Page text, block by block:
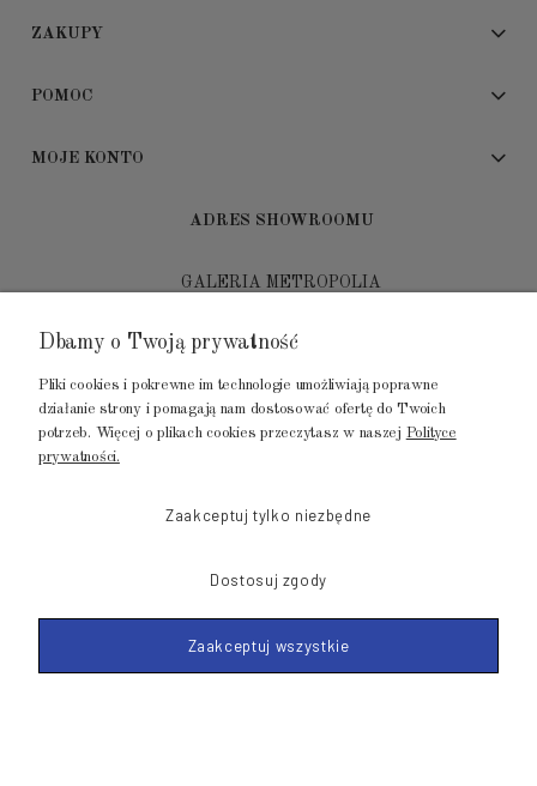
ZAKUPY
POMOC
MOJE KONTO
ADRES SHOWROOMU
GALERIA METROPOLIA
80-452 Gdańsk
tel.: 502 104 104
mail: biuro@luksusowysen.pl
Made with
Dbamy o Twoją prywatność
Pliki cookies i pokrewne im technologie umożliwiają poprawne
działanie strony i pomagają nam dostosować ofertę do Twoich
potrzeb. Więcej o plikach cookies przeczytasz w naszej Polityce
prywatności.
Zaakceptuj tylko niezbędne
Dostosuj zgody
Zaakceptuj wszystkie